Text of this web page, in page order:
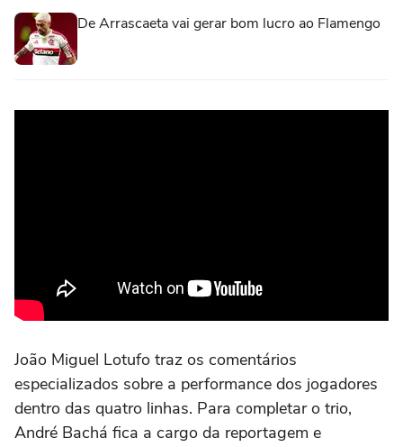
De Arrascaeta vai gerar bom lucro ao Flamengo
João Miguel Lotufo traz os comentários
especializados sobre a performance dos jogadores
dentro das quatro linhas. Para completar o trio,
André Bachá fica a cargo da reportagem e